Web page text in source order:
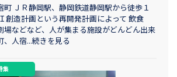
町 ＪＲ静岡駅、静岡鉄道静岡駅から徒歩１
創造計画という再開発計画によって 飲食
場などなど、人が集まる施設がどんどん出来
人宿...続きを見る
集